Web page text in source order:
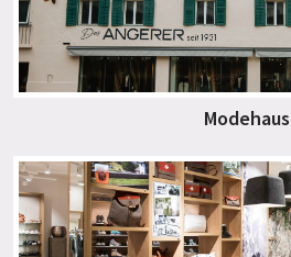
Modehaus